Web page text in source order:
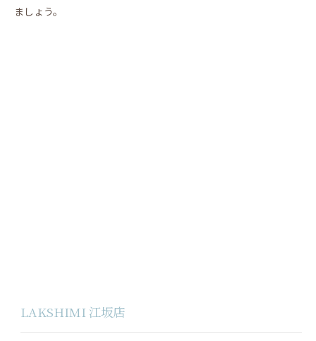
ましょう。
LAKSHIMI 江坂店